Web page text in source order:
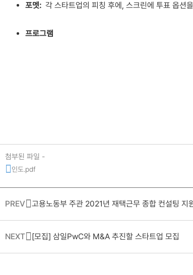
포멧: 각 스타트업의 피칭 후에, 스크린에 투표 옵션
프로그램
첨부된 파일 -
인도.pdf
PREV 고용노동부 주관 2021년 재택근무 종합 컨설팅 지
NEXT [모집] 삼일PwC와 M&A 추진할 스타트업 모집